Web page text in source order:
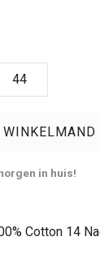
44
in huis!
Cotton 14